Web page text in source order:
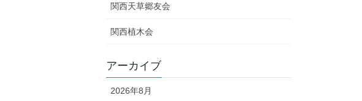
関西天草郷友会
関西植木会
アーカイブ
2026年8月